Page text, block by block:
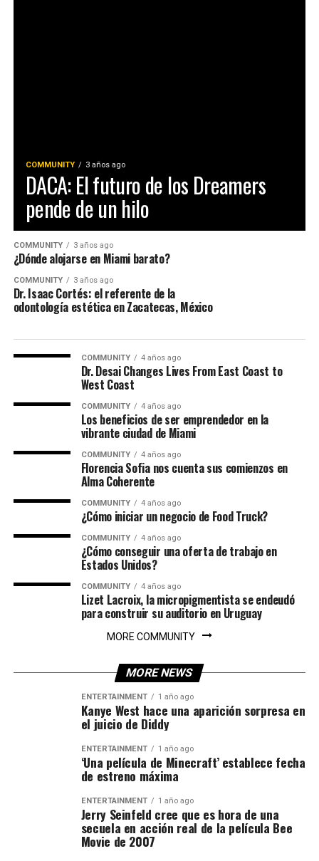
COMMUNITY 3 años ago
DACA: El futuro de los Dreamers
pende de un hilo
COMMUNITY 3 años ago
¿Dónde alojarse en Miami barato?
COMMUNITY 3 años ago
Dr. Isaac Cortés: el referente de la
odontología estética en Zacatecas, México
COMMUNITY 4 años ago
Dr. Desai Changes Lives From East Coast to
West Coast
COMMUNITY 4 años ago
Los beneficios de ser emprendedor en la
vibrante ciudad de Miami
COMMUNITY 4 años ago
Florencia Sofia nos cuenta sus comienzos en
Alma Coherente
COMMUNITY 4 años ago
¿Cómo iniciar un negocio de Food Truck?
COMMUNITY 4 años ago
¿Cómo conseguir una oferta de trabajo en
Estados Unidos?
COMMUNITY 4 años ago
Lizet Lacroix, la micropigmentista se endeudó
para construir su auditorio en Uruguay
MORE COMMUNITY
MORE NEWS
ENTERTAINMENT 1 año ago
Kanye West hace una aparición sorpresa en
el juicio de Diddy
ENTERTAINMENT 1 año ago
‘Una película de Minecraft’ establece fecha
de estreno máxima
ENTERTAINMENT 1 año ago
Jerry Seinfeld cree que es hora de una
secuela en acción real de la película Bee
Movie de 2007